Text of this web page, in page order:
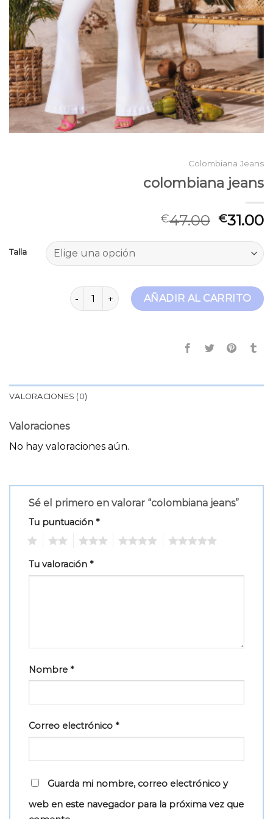
Colombiana Jeans
colombiana jeans
€47.00 €31.00
Talla
colombiana jeans cantidadAÑADIR AL CARRITO
VALORACIONES (0)
Valoraciones
No hay valoraciones aún.
Sé el primero en valorar “colombiana jeans”
Tu puntuación *
Tu valoración *
Nombre *
Correo electrónico *
Guarda mi nombre, correo electrónico y
web en este navegador para la próxima vez que